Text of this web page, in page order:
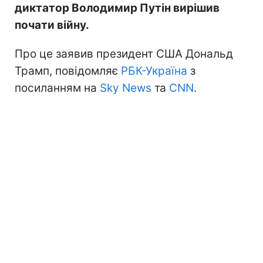
диктатор Володимир Путін вирішив
почати війну.
Про це заявив президент США Дональд
Трамп, повідомляє РБК-Україна з
посиланням на Sky News та CNN.